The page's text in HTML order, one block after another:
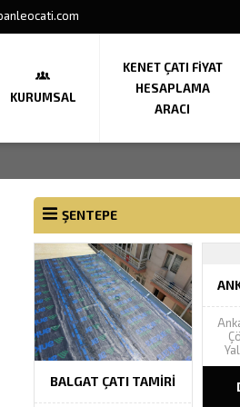
KURUMSAL
KENET ÇATI FIYAT
HESAPLAMA
ARACI
ŞENTEPE
BALGAT ÇATI TAMIRI